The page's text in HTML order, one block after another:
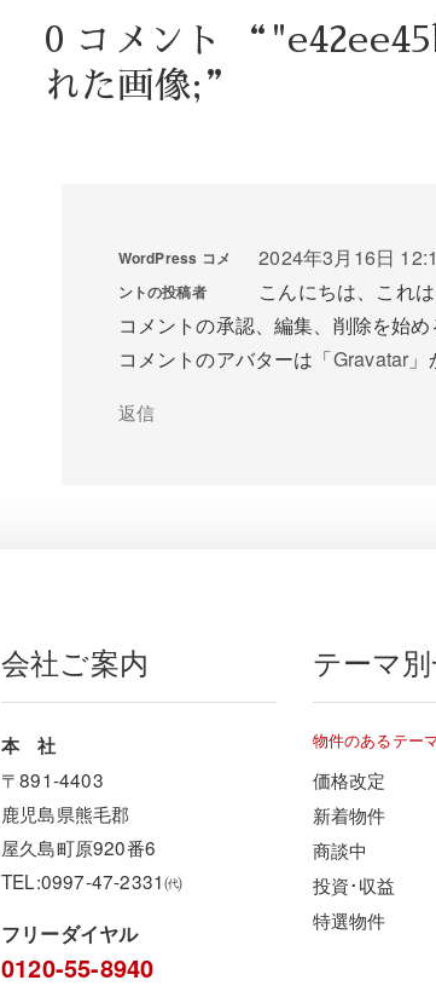
0 コメント
れた画像;”
WordPress コメ
ントの投稿者
2024年3月16日
こんにちは、これは
コメントの承認、編集、削除を始
コメントのアバターは「Gravatar
返信
会社ご案内
本 社
〒891-4403
鹿児島県熊毛郡
屋久島町原920番6
TEL:0997-47-2331㈹
フリーダイヤル
0120-55-8940
テーマ
物件のあるテー
価格改定
新着物件
商談中
投資･収益
特選物件